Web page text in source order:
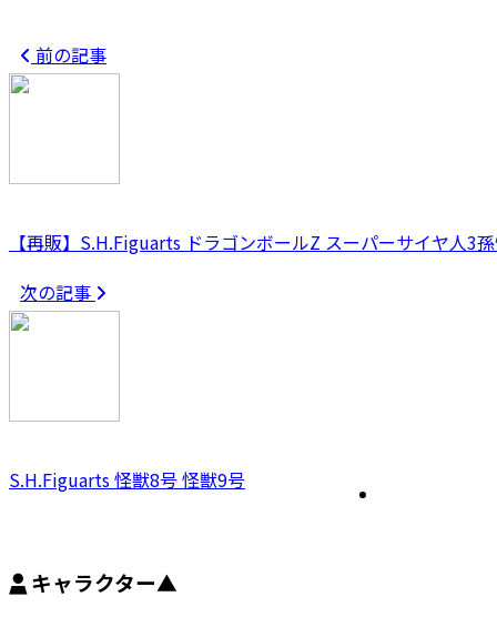
前の記事
【再販】S.H.Figuarts ドラゴンボールZ スーパーサイヤ人3
次の記事
S.H.Figuarts 怪獣8号 怪獣9号
キャラクター▲